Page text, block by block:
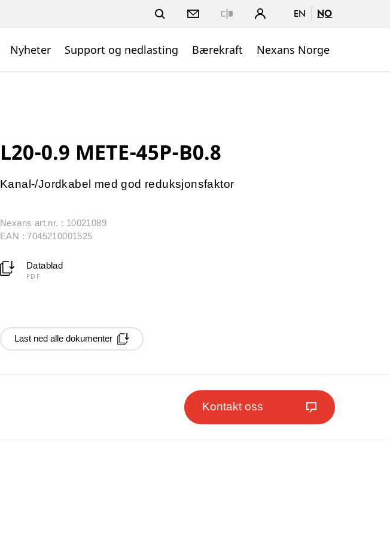
EN NO
Nyheter Support og nedlasting Bærekraft Nexans Norge
L20-0.9 METE-45P-B0.8
Kanal-/Jordkabel med god reduksjonsfaktor
Nexans art.nr. : 10021089
EAN : 7045210001525
Datablad
PDF
Last ned alle dokumenter
Kontakt oss